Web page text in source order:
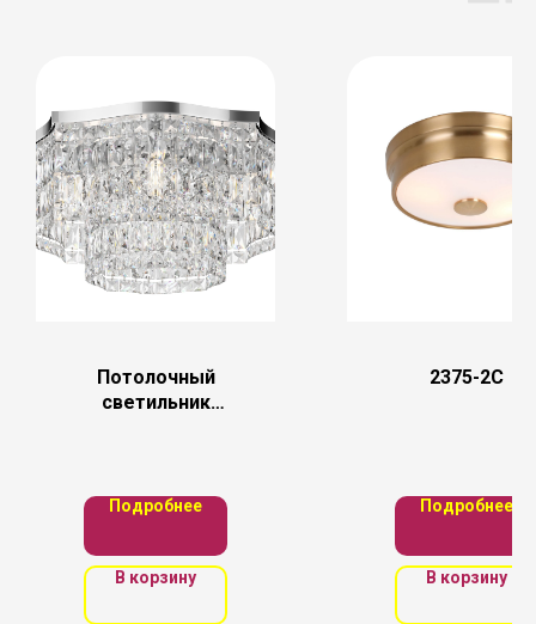
Потолочный
светильник
Подробнее
В корзину
2375-2C
Подробнее
В корзину